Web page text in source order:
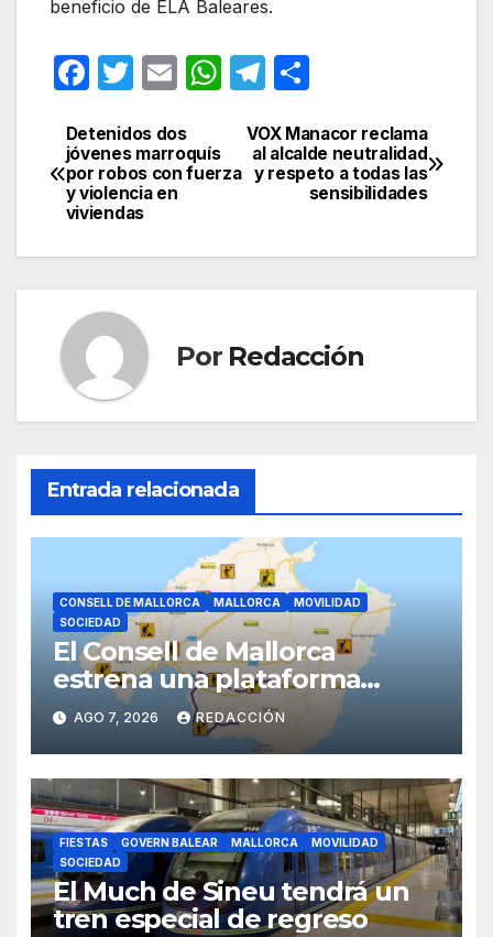
beneficio de ELA Baleares.
F
c
e
b
o
k
T
itt
er
E
ail
W
at
s
p
T
e
gr
m
m
p
ar
tir
Navegación
de
VOX Manacor reclama
al alcalde neutralidad
y respeto a todas las
sensibilidades
Detenidos dos
jóvenes marroquís
por robos con fuerza
y violencia en
viviendas
Por Redacción
Entrada relacionada
CONSELL DE MALLORCA MALLORCA
MOVILIDAD
SOCIEDAD
El Consell de Mallorca
estrena una plataforma
inteligente de incidencias
viarias en tiempo real
AGO 7, 2026 REDACCIÓN
FIESTAS GOVERN BALEAR MALLORCA
MOVILIDAD
SOCIEDAD
El Much de Sineu tendrá un
tren especial de regreso